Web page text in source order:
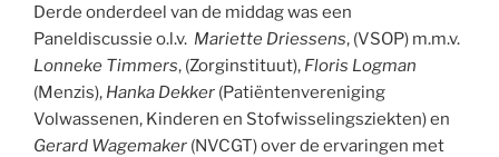
Derde onderdeel van de middag was een
Paneldiscussie o.l.v. Mariette Driessens, (VSOP) m.m.v.
Lonneke Timmers, (Zorginstituut), Floris Logman
(Menzis), Hanka Dekker (Patiëntenvereniging
Volwassenen, Kinderen en Stofwisselingsziekten) en
Gerard Wagemaker (NVCGT) over de ervaringen met